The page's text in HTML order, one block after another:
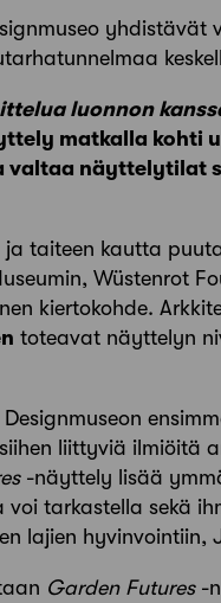
luonnon
matkalla kohti
valtaa näyttelytilat
ja taiteen kautta
Wüstenrot
kiertokohde.
toteavat näyttelyn
liittyviä ilmiöitä
-näyttely lisää
tarkastella sekä
lajien
Garden Futures-